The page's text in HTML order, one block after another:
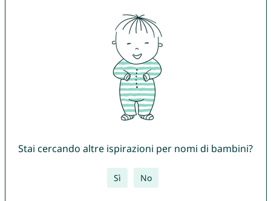
Stai cercando altre ispirazioni per nomi di bambini?
Sì No